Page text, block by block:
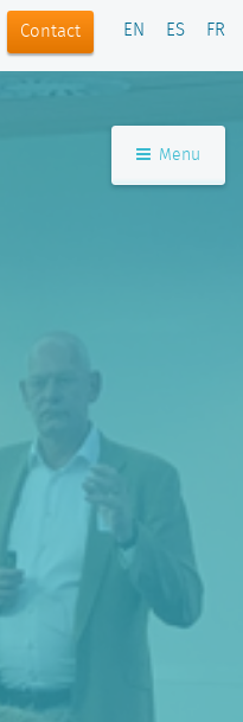
Contact EN ES FR
Menu